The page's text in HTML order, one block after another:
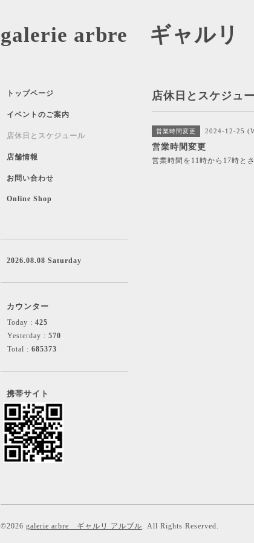
galerie arbre ギャルリ
店休日とスケジュ
営業時間変更 2024-12-25
営業時間変更
営業時間を11時から17時と
トップページ
イベントのご案内
店休日とスケジュール
店舗情報
お問い合わせ
Online Shop
2026.08.08 Saturday
カウンター
Today : 425
Yesterday : 570
Total : 685373
携帯サイト
©2026 galerie arbre ギャルリ アルブル. All Rights Reserved.